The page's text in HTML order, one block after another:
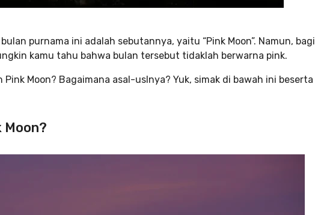
purnama ini adalah sebutannya, yaitu “Pink Moon”. Namun, bagi
kamu tahu bahwa bulan tersebut tidaklah berwarna pink.
Moon? Bagaimana asal-uslnya? Yuk, simak di bawah ini beserta
Moon?